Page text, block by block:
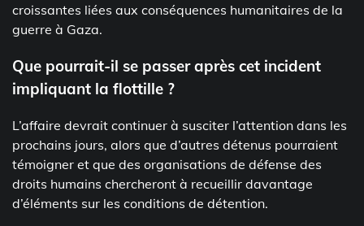
croissantes liées aux conséquences humanitaires de la
guerre à Gaza.
Que pourrait-il se passer après cet incident
impliquant la flottille ?
L’affaire devrait continuer à susciter l’attention dans les
prochains jours, alors que d’autres détenus pourraient
témoigner et que des organisations de défense des
droits humains chercheront à recueillir davantage
d’éléments sur les conditions de détention.